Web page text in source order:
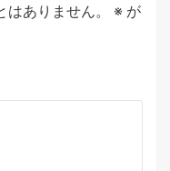
ありません。 ※ が